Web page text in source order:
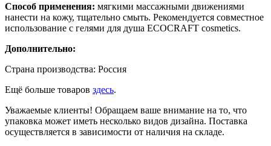
Способ применения: мягкими массажными движениями
нанести на кожу, тщательно смыть. Рекомендуется совместное
использование с гелями для душа ECOCRAFT cosmetics.
Дополнительно:
Страна производства: Россия
Ещё больше товаров здесь.
Уважаемые клиенты! Обращаем ваше внимание на то, что
упаковка может иметь несколько видов дизайна. Поставка
осуществляется в зависимости от наличия на складе.